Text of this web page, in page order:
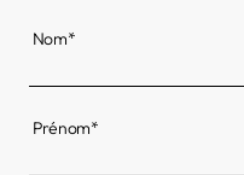
Nom*
Prénom*